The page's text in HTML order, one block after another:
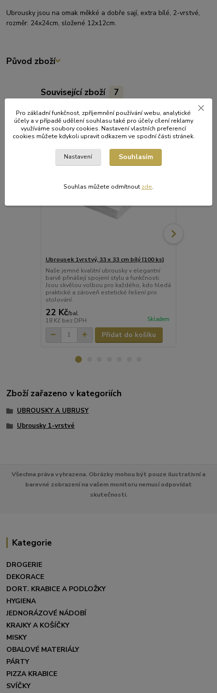
Ubrousky jsou na omak měkké a dobře sají, extra bílé, 2-vrstvé,
rozměr: 24x24cm, složené 12x12cm.
Původ zboží
Související zboží 7
Akce
Ubrousek 1vrstvý, 33 x 33 cm bílý [100 ks]
Naše jemné kvalitní ubrousky v elegantní
barvě přinášejí spojení stylu a funkčnosti.
Jsou skvělou volbou pro každého, kdo hledá
praktické a zároveň estetické řešení pro
stolování.
22 Kč/bal.
18 Kč bez DPH Skladem
Přidat do košíku
Akce
Zboží zařazeno v kategoriích
UBROUSKY A UBRUSY
Ubrousky 1-vrstvé
Všechna práva vyhrazena. Obrázky mohou být pouze ilustrativní a
barevné zobrazení na vašem monitoru nemusí odpovídat
skutečnosti.
Kategorie
DROGERIE
DEKORACE
DORT. KRABICE A PODLOŽKY
HYGIENA
JEDNORÁZOVÉ NÁDOBÍ
KRAJKY A KOŠÍČKY
MISKY
OBALOVÉ MATERIÁLY
PÁRTY
PIZZA KRABICE
SVÍČKY
Pro základní funkčnost, zpříjemnění používání webu, analytické
účely a v případě udělení souhlasu také pro účely cílení reklamy
využíváme soubory cookies. Nastavení vlastních preferencí
cookies můžete kdykoli upravit odkazem ve spodní části stránek.
Nastavení Souhlasím
Souhlas můžete odmítnout zde.